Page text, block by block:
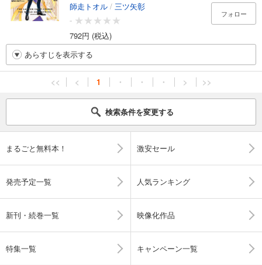
師走トオル / 三ツ矢彰
-
792円 (税込)
フォロー
あらすじを表示する
<< < 1 ・ ・ ・ > >>
検索条件を変更する
まるごと無料本！ 激安セール
発売予定一覧 人気ランキング
新刊・続巻一覧 映像化作品
特集一覧 キャンペーン一覧